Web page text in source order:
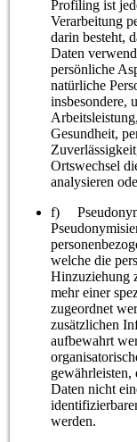
Profiling ist
Verarbeitung
darin besteht,
Daten
persönliche
natürliche
insbesondere,
Gesundheit,
Ortswechsel
analysieren
f)
welche die
Hinzuziehung
mehr einer
zugeordnet
zusätzlichen
aufbewahrt
gewährleisten,
Daten nicht
werden.